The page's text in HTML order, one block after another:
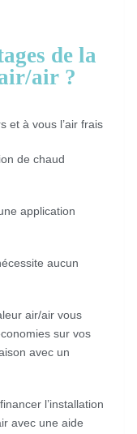
de la
air ?
et à vous l’air frais
de chaud
application
aucun
air/air vous
sur vos
avec un
l’installation
avec une aide